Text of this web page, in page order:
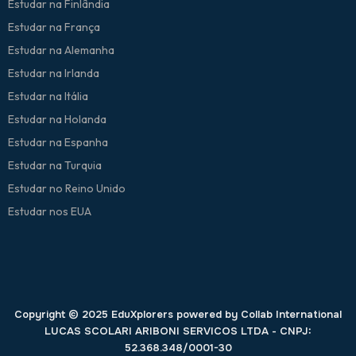
Estudar na Finlândia
Estudar na França
Estudar na Alemanha
Estudar na Irlanda
Estudar na Itália
Estudar na Holanda
Estudar na Espanha
Estudar na Turquia
Estudar no Reino Unido
Estudar nos EUA
Copyright © 2025 EduXplorers powered by Collab International
LUCAS SCOLARI ARIBONI SERVICOS LTDA - CNPJ:
52.368.348/0001-30